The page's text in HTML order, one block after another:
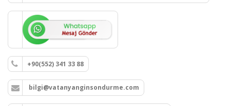
+90(552) 341 33 88
bilgi@vatanyanginsondurme.com